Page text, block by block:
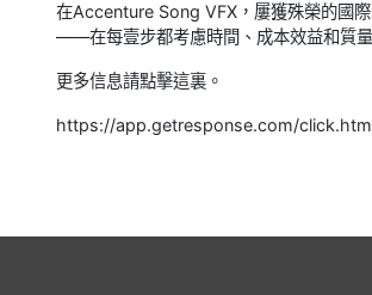
在Accenture Song VFX，屢獲殊榮的國
——在每壹步都考慮時間、成本效益和質
更多信息請點擊這裏。
https://app.getresponse.com/